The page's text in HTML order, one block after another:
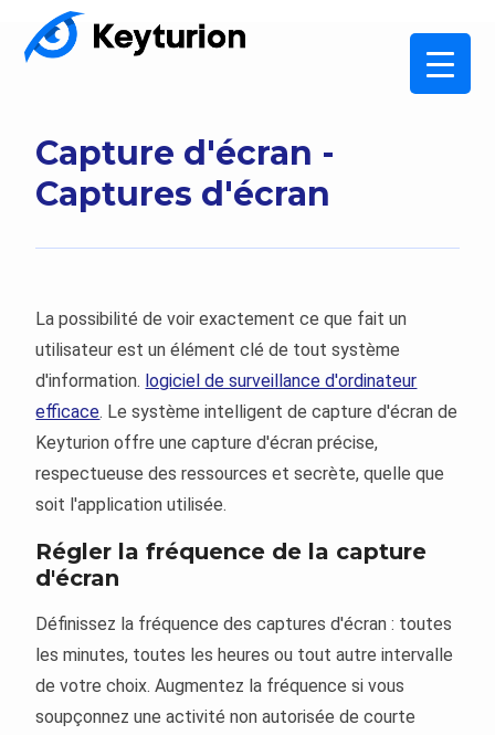
Capture d'écran -
Captures d'écran
La possibilité de voir exactement ce que fait un
utilisateur est un élément clé de tout système
d'information. logiciel de surveillance d'ordinateur
efficace. Le système intelligent de capture d'écran de
Keyturion offre une capture d'écran précise,
respectueuse des ressources et secrète, quelle que
soit l'application utilisée.
Régler la fréquence de la capture
d'écran
Définissez la fréquence des captures d'écran : toutes
les minutes, toutes les heures ou tout autre intervalle
de votre choix. Augmentez la fréquence si vous
soupçonnez une activité non autorisée de courte